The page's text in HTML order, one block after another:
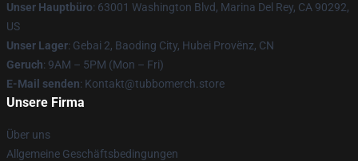
Unser Hauptbüro: 63001 Washington Blvd, Marina Del Rey, CA 90292,
US
Unser Lager: Gebai 2, Baoding City, Hubei Provënz, CN
Geruch: 9AM – 5PM (Mon – Fri)
E-Mail senden: Kontakt@tubbomerch.store
Unsere Firma
Über uns
Allgemeine Geschäftsbedingungen